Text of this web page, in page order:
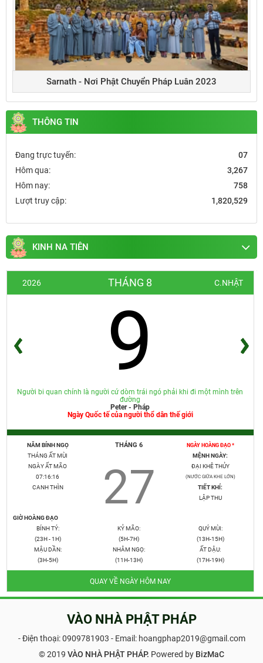
Sarnath - Nơi Phật Chuyển Pháp Luân 2023
THÔNG TIN
Đang trực tuyến:
07
Hôm qua:
3,267
Hôm nay:
758
Lượt truy cập:
1,820,529
KINH NA TIÊN
2026 THÁNG 8 C.NHẬT
9
Người bi quan chính là người cứ dòm trái ngó phải khi đi một mình trên
đường
Peter - Pháp
Ngày Quốc tế của người thổ dân thế giới
NĂM BÍNH NGỌ
THÁNG ẤT MÙI
NGÀY ẤT MÃO
07:16:17
CANH THÌN
THÁNG 6
27
NGÀY HOÀNG ĐẠO *
MỆNH NGÀY:
ĐẠI KHÊ THỦY
(NƯỚC GIỮA KHE LỚN)
TIẾT KHÍ:
LẬP THU
GIỜ HOÀNG ĐẠO
BÍNH TÝ:
(23H - 1H)
MẬU DẦN:
(3H-5H)
KỶ MÃO:
(5H-7H)
NHÂM NGỌ:
(11H-13H)
QUÝ MÙI:
(13H-15H)
ẤT DẬU:
(17H-19H)
QUAY VỀ NGÀY HÔM NAY
VÀO NHÀ PHẬT PHÁP
- Điện thoại:0909781903 - Email: hoangphap2019@gmail.com
© 2019 VÀO NHÀ PHẬT PHÁP. Powered by BizMaC